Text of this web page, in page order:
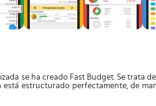
se ha creado Fast Budget. Se trata
está estructurado perfectamente, de